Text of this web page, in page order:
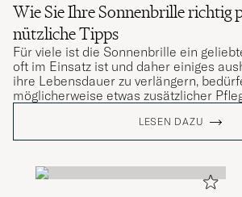
Wie Sie Ihre Sonnenbrille richtig
nützliche Tipps
Für viele ist die Sonnenbrille ein
oft im Einsatz ist und daher einiges
ihre Lebensdauer zu verlängern,
möglicherweise etwas zusätzlicher
LESEN DAZU